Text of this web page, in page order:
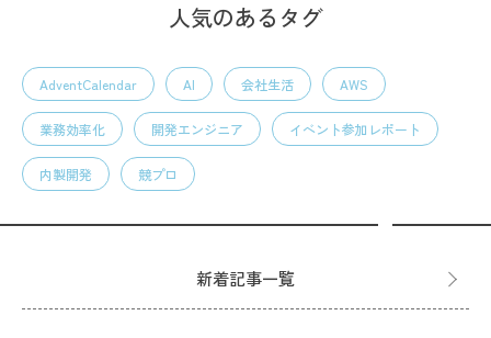
人気のあるタグ
AdventCalendar AI 会社生活 AWS
業務効率化 開発エンジニア イベント参加レポート
内製開発 競プロ
新着記事一覧